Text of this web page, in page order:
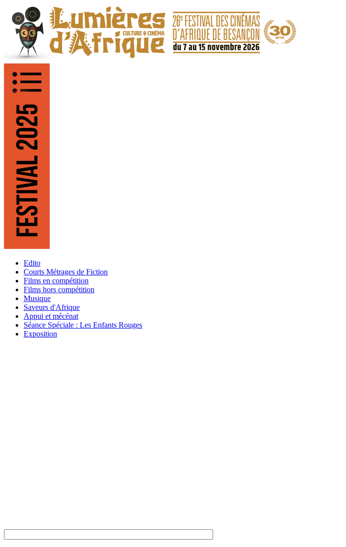
Edito
Courts Métrages de Fiction
Films en compétition
Films hors compétition
Musique
Saveurs d'Afrique
Appui et mécénat
Séance Spéciale : Les Enfants Rouges
Exposition